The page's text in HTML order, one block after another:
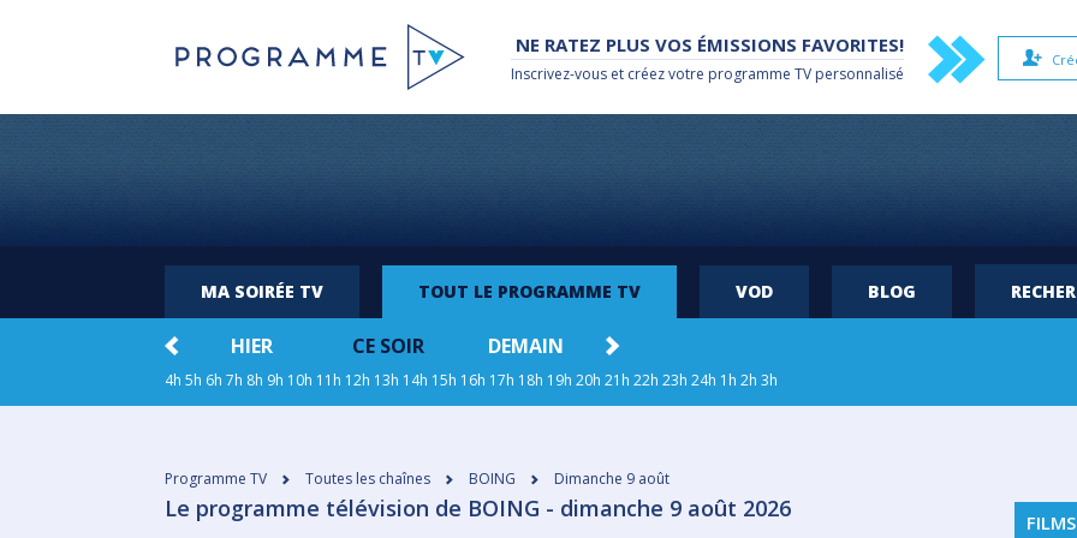
NE RATEZ PLUS VOS ÉMISSIONS FAVORITES!
Inscrivez-vous et créez votre programme TV personnalisé
MA SOIRÉE TV TOUT LE PROGRAMME TV VOD BLOG
HIER CE SOIR DEMAIN
4h 5h 6h 7h 8h 9h 10h 11h 12h 13h 14h 15h 16h 17h 18h 19h 20h 21h 22h 23h 24h 1h 2h 3h
Programme TV Toutes les chaînes BOING Dimanche 9 août
Le programme télévision de BOING - dimanche 9 août 2026